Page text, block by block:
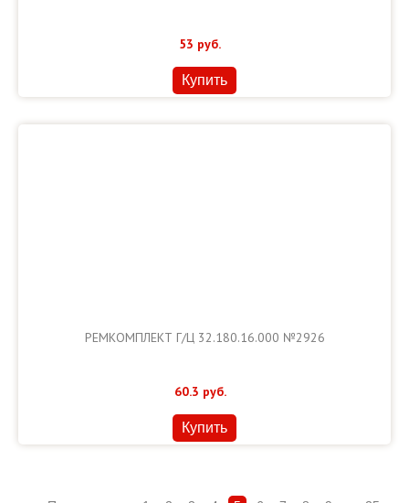
53 руб.
Купить
РЕМКОМПЛЕКТ Г/Ц 32.180.16.000 №2926
60.3 руб.
Купить